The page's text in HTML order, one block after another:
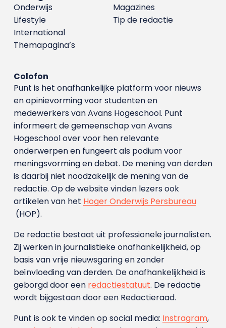
Magazines
Tip de redactie
Onderwijs
Lifestyle
International
Themapagina’s
Colofon
Punt is het onafhankelijke platform voor nieuws
en opinievorming voor studenten en
medewerkers van Avans Hoge­school. Punt
informeert de gemeenschap van Avans
Hogeschool over voor hen relevante
onderwerpen en fungeert als podium voor
meningsvorming en debat. De mening van derden
is daarbij niet noodzakelijk de mening van de
redactie. Op de website vinden lezers ook
artikelen van het Hoger Onderwijs Persbureau
(HOP).
De redactie bestaat uit professionele journalisten.
Zij werken in journalistieke onafhankelijkheid, op
basis van vrije nieuwsgaring en zonder
beïnvloeding van derden. De onafhankelijkheid is
geborgd door een redactiestatuut. De redactie
wordt bijgestaan door een Redactieraad.
Punt is ook te vinden op social media: Instragram,